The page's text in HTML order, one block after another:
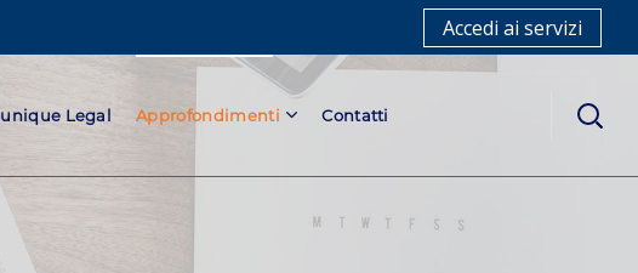
Accedi ai servizi
Legal Approfondimenti Contatti